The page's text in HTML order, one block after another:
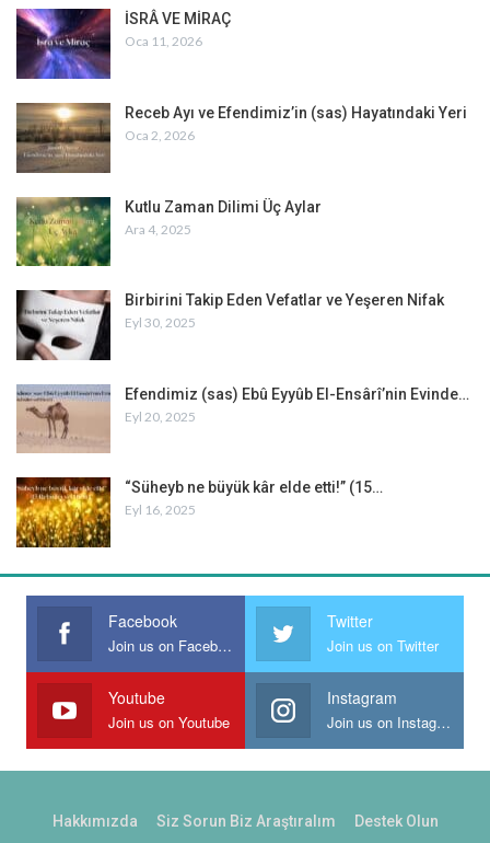
İSRÂ VE MİRAÇ
Oca 11, 2026
Receb Ayı ve Efendimiz’in (sas) Hayatındaki Yeri
Oca 2, 2026
Kutlu Zaman Dilimi Üç Aylar
Ara 4, 2025
Birbirini Takip Eden Vefatlar ve Yeşeren Nifak
Eyl 30, 2025
Efendimiz (sas) Ebû Eyyûb El-Ensârî’nin Evinde…
Eyl 20, 2025
“Süheyb ne büyük kâr elde etti!” (15…
Eyl 16, 2025
Facebook
Join us on Facebook
Twitter
Join us on Twitter
Youtube
Join us on Youtube
Instagram
Join us on Instagram
Hakkımızda Siz Sorun Biz Araştıralım Destek Olun